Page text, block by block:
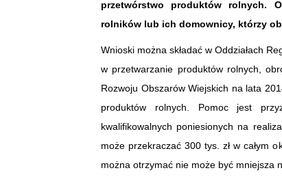
przetwórstwo produktów rolnych.
rolników lub ich domownicy, którzy
Wnioski można składać w Oddziałach
w przetwarzanie produktów rolnych,
Rozwoju Obszarów Wiejskich na lata
produktów rolnych. Pomoc jest
kwalifikowalnych poniesionych na
może przekraczać 300 tys. zł w całym
można otrzymać nie może być mniejsza